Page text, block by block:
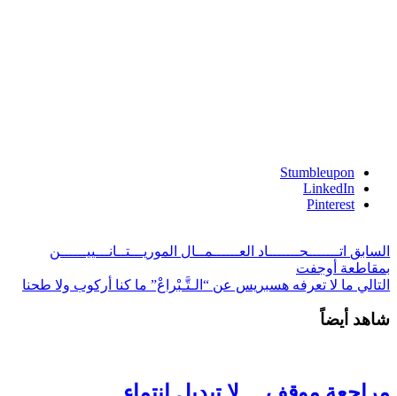
Stumbleupon
LinkedIn
Pinterest
السابق اتـــــــحـــــــاد العــــــمــال الموريـــتــانـــييــــــن
بمقاطعة أوجفت
التالي ما لا تعرفه هسبريس عن “الـتَّـبْراعْ” ما كنا أركوب ولا طحنا
شاهد أيضاً